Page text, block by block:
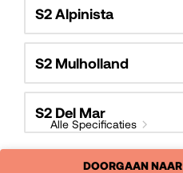
S2 Alpinista
S2 Mulholland
S2 Del Mar
Alle Specificaties
DOORGAAN